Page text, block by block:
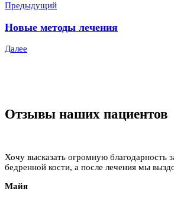
Предыдущий
Новые методы лечения
Далее
Отзывы наших пациентов
Хочу высказать огромную благодарность
бедренной кости, а после лечения мы
Майя